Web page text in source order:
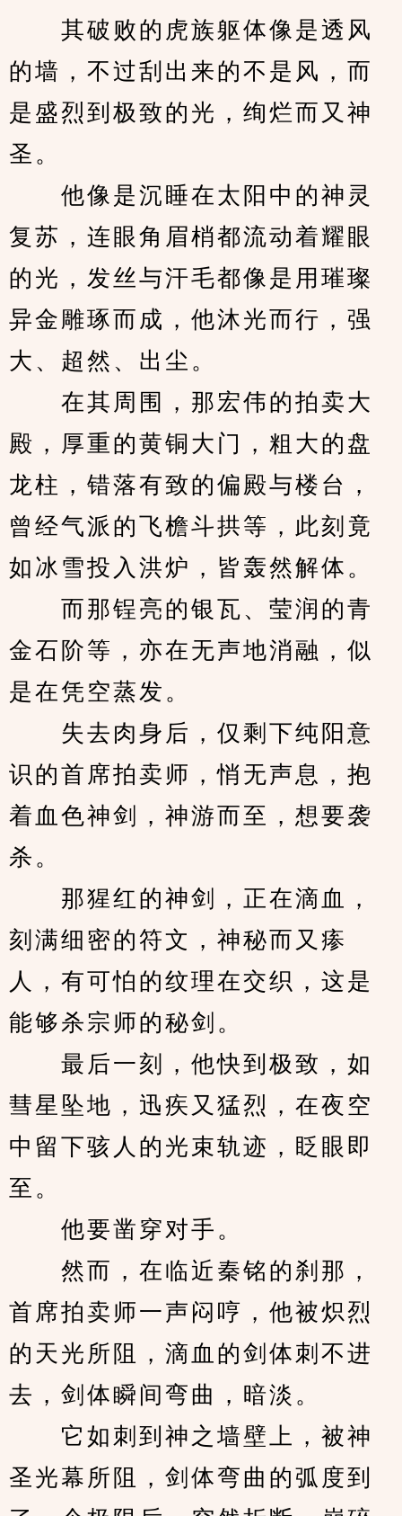
其破败的虎族躯体像是透风
的墙，不过刮出来的不是风，而
是盛烈到极致的光，绚烂而又神
圣。
他像是沉睡在太阳中的神灵
复苏，连眼角眉梢都流动着耀眼
的光，发丝与汗毛都像是用璀璨
异金雕琢而成，他沐光而行，强
大、超然、出尘。
在其周围，那宏伟的拍卖大
殿，厚重的黄铜大门，粗大的盘
龙柱，错落有致的偏殿与楼台，
曾经气派的飞檐斗拱等，此刻竟
如冰雪投入洪炉，皆轰然解体。
而那锃亮的银瓦、莹润的青
金石阶等，亦在无声地消融，似
是在凭空蒸发。
失去肉身后，仅剩下纯阳意
识的首席拍卖师，悄无声息，抱
着血色神剑，神游而至，想要袭
杀。
那猩红的神剑，正在滴血，
刻满细密的符文，神秘而又瘆
人，有可怕的纹理在交织，这是
能够杀宗师的秘剑。
最后一刻，他快到极致，如
彗星坠地，迅疾又猛烈，在夜空
中留下骇人的光束轨迹，眨眼即
至。
他要凿穿对手。
然而，在临近秦铭的刹那，
首席拍卖师一声闷哼，他被炽烈
的天光所阻，滴血的剑体刺不进
去，剑体瞬间弯曲，暗淡。
它如刺到神之墙壁上，被神
圣光幕所阻，剑体弯曲的弧度到